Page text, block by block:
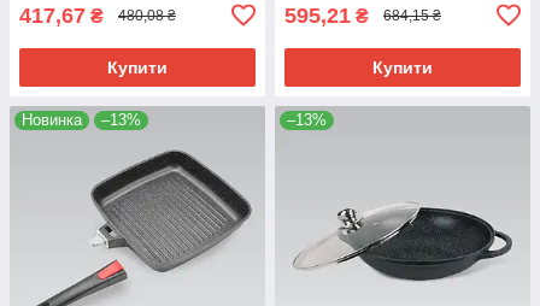
417,67 ₴ 480,08 ₴
Купити
595,21 ₴ 684,15 ₴
Купити
Новинка –13% –13%